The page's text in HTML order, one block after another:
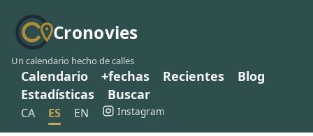
Cronovies
Un calendario hecho de calles
Calendario +fechas Recientes
Blog
Estadísticas
Buscar
CA ES EN Instagram